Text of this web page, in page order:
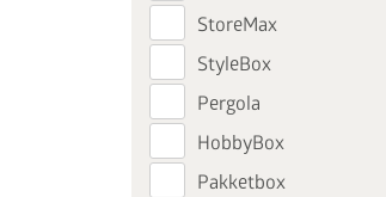
StoreMax
StyleBox
Pergola
HobbyBox
Pakketbox